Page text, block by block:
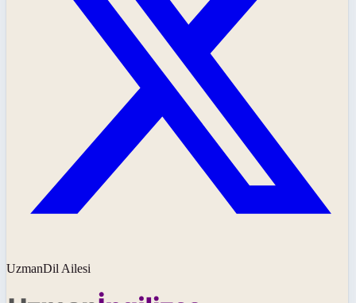
UzmanDil Ailesi